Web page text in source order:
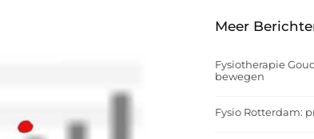
Meer
Fysiotherapie
bewegen
Fysio Rotterdam: